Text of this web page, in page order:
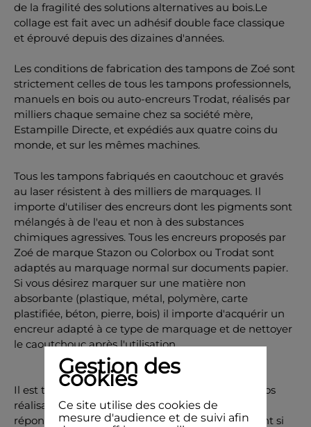
de la fragilité des solutions alternatives au bois.Le
collage est fait avec un adhésif double face classique
et éprouvé depuis des dizaines d'années.
Les conditions de fabrication des tampons de Zoé sont
strictement celles de tous les tampons professionnels,
manuels en bois ou auto-encreurs Trodat, réalisés par
milliers chaque semaine chez sa société mère,
Estampille Directe, et expédiés aux quatre coins du
monde, et sur les mêmes machines.
Tous les tampons fabriqués en caoutchouc et gravés
au laser résistent à des milliers de marquages. Il
importe d'utiliser des encreurs dont les pigments sont
mélangés à de l'eau et non à des substances
chimiques agressives. Tous les encreurs proposés par
Zoé de marque Stazon ou Colorbox ou Trodat sont
adaptés au marquage normal sur documents papier.
Si vous désirez marquer sur une matière non
absorbante (plastique, métal, polymère, carte
plastifiée, béton, pierre, bois) il importe d'acquérir un
encreur adapté à ce type de marquage et de nettoyer
le caoutchouc après l'utilisation.
Il est tout-à-fait possible de graver des logos ou vos
réalisations personnelles. Le site de Zoé peut y
répondre. Nos collaborateurs(-trices) vous aideront si
Gestion des
cookies
Ce site utilise des cookies de
mesure d'audience et de suivi afin